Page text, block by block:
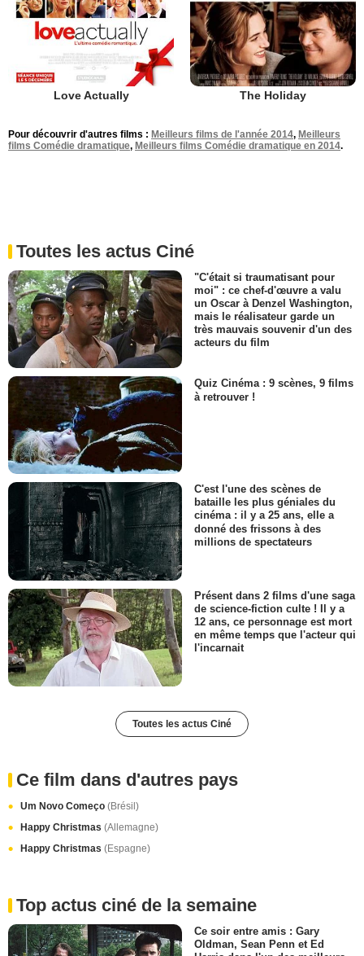
Love Actually The Holiday
Pour découvrir d'autres films : Meilleurs films de l'année 2014, Meilleurs
films Comédie dramatique, Meilleurs films Comédie dramatique en 2014.
Toutes les actus Ciné
"C'était si traumatisant pour
moi" : ce chef-d'œuvre a valu
un Oscar à Denzel Washington,
mais le réalisateur garde un
très mauvais souvenir d'un des
acteurs du film
Quiz Cinéma : 9 scènes, 9 films
à retrouver !
C'est l'une des scènes de
bataille les plus géniales du
cinéma : il y a 25 ans, elle a
donné des frissons à des
millions de spectateurs
Présent dans 2 films d'une saga
de science-fiction culte ! Il y a
12 ans, ce personnage est mort
en même temps que l'acteur qui
l'incarnait
Toutes les actus Ciné
Ce film dans d'autres pays
Um Novo Começo (Brésil)
Happy Christmas (Allemagne)
Happy Christmas (Espagne)
Top actus ciné de la semaine
Ce soir entre amis : Gary
Oldman, Sean Penn et Ed